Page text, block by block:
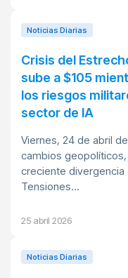
Noticias Diarias
Crisis del
sube a $105
los riesgos
sector de IA
Viernes, 24 de abril
cambios
creciente divergencia
Tensiones...
25 abril 2026
Noticias Diarias